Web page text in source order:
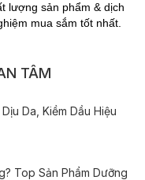
lượng sản phẩm & dịch
mua sắm tốt nhất.
TÂM
Da, Kiềm Dầu Hiệu
Top Sản Phẩm Dưỡng